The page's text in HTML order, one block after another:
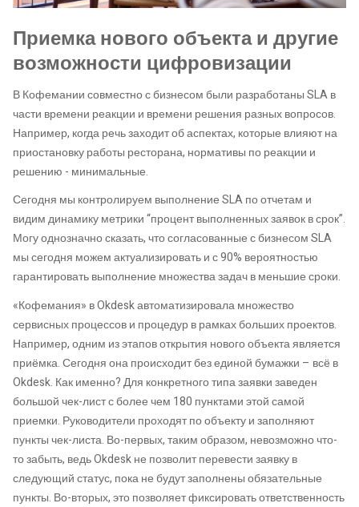
Приемка нового объекта и другие
возможности цифровизации
В Кофемании совместно с бизнесом были разработаны SLA в
части времени реакции и времени решения разных вопросов.
Например, когда речь заходит об аспектах, которые влияют на
приостановку работы ресторана, нормативы по реакции и
решению - минимальные.
Сегодня мы контролируем выполнение SLA по отчетам и
видим динамику метрики “процент выполненных заявок в срок”.
Могу однозначно сказать, что согласованные с бизнесом SLA
мы сегодня можем актуализировать и с 90% вероятностью
гарантировать выполнение множества задач в меньшие сроки.
«Кофемания» в Okdesk автоматизировала множество
сервисных процессов и процедур в рамках больших проектов.
Например, одним из этапов открытия нового объекта является
приёмка. Сегодня она происходит без единой бумажки – всё в
Okdesk. Как именно? Для конкретного типа заявки заведен
большой чек-лист с более чем 180 пунктами этой самой
приемки. Руководители проходят по объекту и заполняют
пункты чек-листа. Во-первых, таким образом, невозможно что-
то забыть, ведь Okdesk не позволит перевести заявку в
следующий статус, пока не будут заполнены обязательные
пункты. Во-вторых, это позволяет фиксировать ответственность